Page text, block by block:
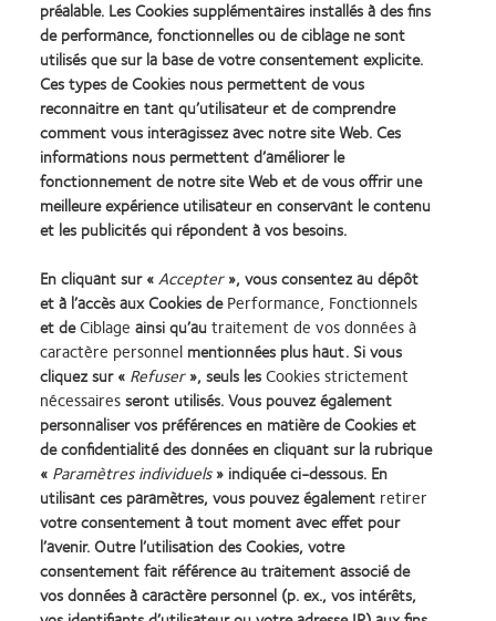
et leur fonctionnement durables, notamment deux
notes favorables pour la certification BREEAM et
une certification LEED en Espagne et au Royaume-
Uni.
Voir les actualités et les distinctions en matière de
développement durable →
Les mesures en faveur de la durabilité de CooperVision peuvent
varier d’un centre à l’autre, car elles tiennent compte des
facteurs externes et internes du site.
Learn
more
about
Récompense
Silmo
Learn
more
about
Contact
Lens
Learn
more
about
2012
&
Learn
more
about
2011
Best
Learn
more
about
ODMA
2011
Learn
more
2012
REBRAND
préalable. Les Cookies supplémentaires installés à des fins
de performance, fonctionnelles ou de ciblage ne sont
utilisés que sur la base de votre consentement explicite.
Ces types de Cookies nous permettent de vous
reconnaitre en tant qu’utilisateur et de comprendre
comment vous interagissez avec notre site Web. Ces
informations nous permettent d’améliorer le
fonctionnement de notre site Web et de vous offrir une
meilleure expérience utilisateur en conservant le contenu
et les publicités qui répondent à vos besoins.
En cliquant sur «Accepter», vous consentez au dépôt
et à l’accès aux Cookies dePerformance, Fonctionnels
et deCiblage ainsi qu’autraitement de vos données à
caractère personnel mentionnées plus haut. Si vous
cliquez sur « Refuser», seuls lesCookies strictement
nécessairesseront utilisés. Vous pouvez également
personnaliser vos préférences en matière de Cookies et
de confidentialité des données en cliquant sur la rubrique
« Paramètres individuels» indiquée ci-dessous. En
utilisant ces paramètres, vous pouvez également retirer
votre consentement à tout moment avec effet pour
l’avenir. Outre l’utilisation des Cookies, votre
consentement fait référence au traitement associé de
vos données à caractère personnel (p. ex., vos intérêts,